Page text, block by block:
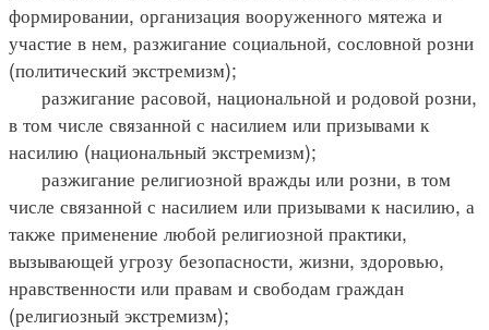
формировании, организация вооруженного мятежа и
участие в нем, разжигание социальной, сословной розни
(политический экстремизм);
разжигание расовой, национальной и родовой розни,
в том числе связанной с насилием или призывами к
насилию (национальный экстремизм);
разжигание религиозной вражды или розни, в том
числе связанной с насилием или призывами к насилию, а
также применение любой религиозной практики,
вызывающей угрозу безопасности, жизни, здоровью,
нравственности или правам и свободам граждан
(религиозный экстремизм);